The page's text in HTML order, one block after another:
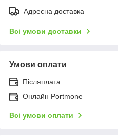
Адресна доставка
Всі умови доставки
Умови оплати
Післяплата
Онлайн Portmone
Всі умови оплати